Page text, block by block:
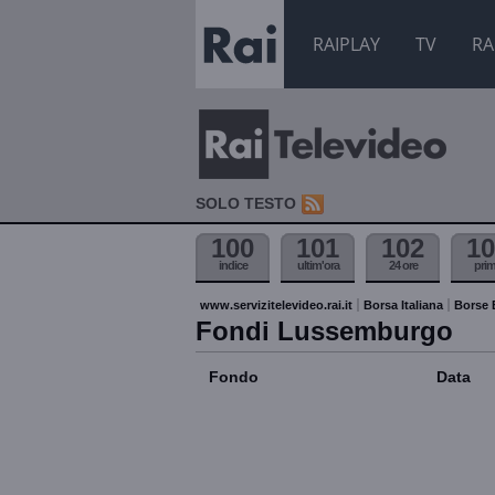
RAIPLAY TV
SOLO TESTO
100
indice
101
ultim'ora
102
24 ore
www.servizitelevideo.rai.it Borsa Italiana Borse
Fondi Lussemburgo
Fondo Data